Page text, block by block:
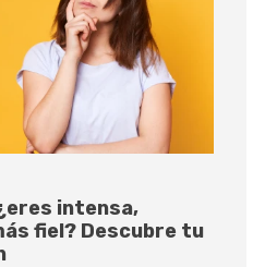
intensa,
fiel? Descubre tu